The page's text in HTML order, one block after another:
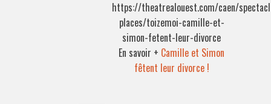
https://theatrealouest.com/caen/
places/toizemoi-camille-et-
simon-fetent-leur-divorce
En savoir + Camille et Simon
fêtent leur divorce !